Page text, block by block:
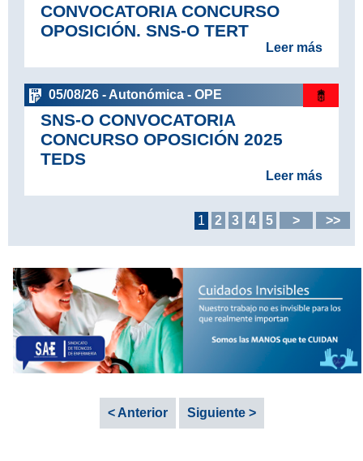
CONVOCATORIA CONCURSO
OPOSICIÓN. SNS-O TERT
Leer más
05/08/26 - Autonómica - OPE
SNS-O CONVOCATORIA
CONCURSO OPOSICIÓN 2025
TEDS
Leer más
1 2 3 4 5 > >>
< Anterior Siguiente >